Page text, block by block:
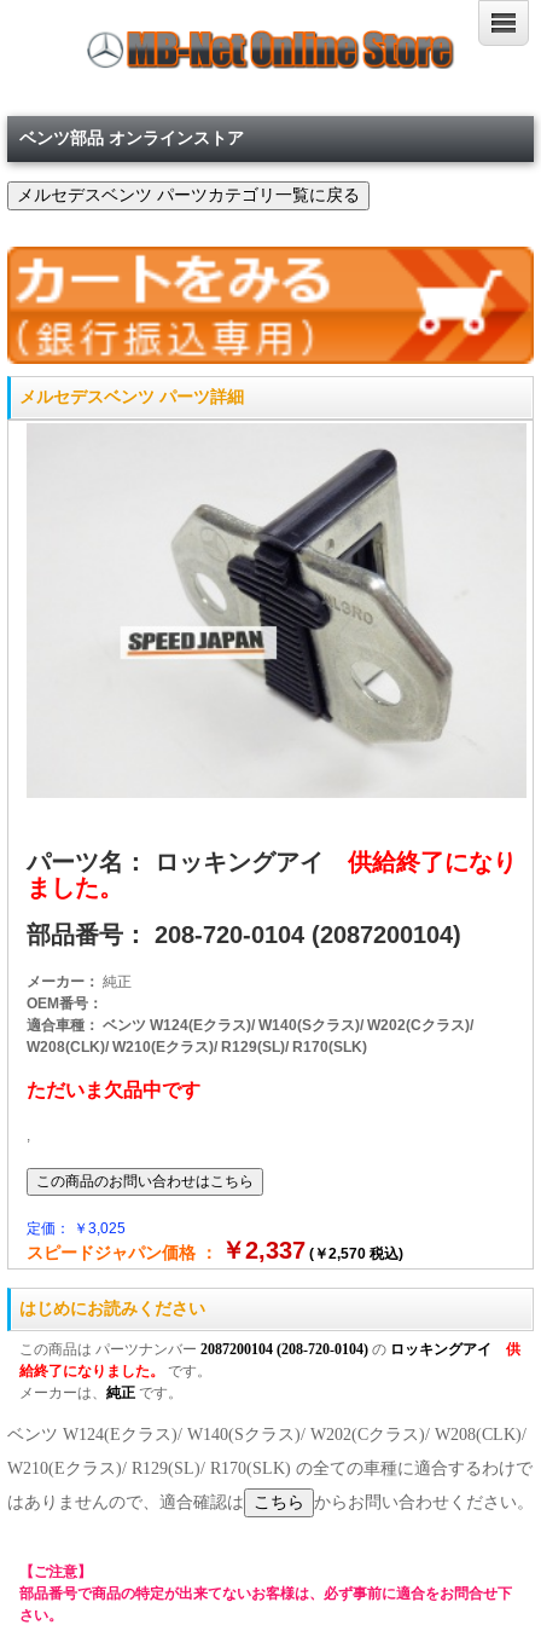
ベンツ部品 オンラインストア
メルセデスベンツ パーツ詳細
パーツ名： ロッキングアイ 供給終了になり
ました。
部品番号： 208-720-0104 (2087200104)
メーカー： 純正
OEM番号：
適合車種： ベンツ W124(Eクラス)/ W140(Sクラス)/ W202(Cクラス)/
W208(CLK)/ W210(Eクラス)/ R129(SL)/ R170(SLK)
ただいま欠品中です
,
定価： ￥3,025
スピードジャパン価格 ： ￥2,337 (￥2,570 税込)
はじめにお読みください
この商品は パーツナンバー 2087200104 (208-720-0104) の ロッキングアイ 供
給終了になりました。
です。
メーカーは、 純正 です。
ベンツ W124(Eクラス)/ W140(Sクラス)/ W202(Cクラス)/ W208(CLK)/
W210(Eクラス)/ R129(SL)/ R170(SLK) の全ての車種に適合するわけで
はありませんので、適合確認は
からお問い合わせください。
【ご注意】
部品番号で商品の特定が出来てないお客様は、必ず事前に適合をお問合せ下
さい。